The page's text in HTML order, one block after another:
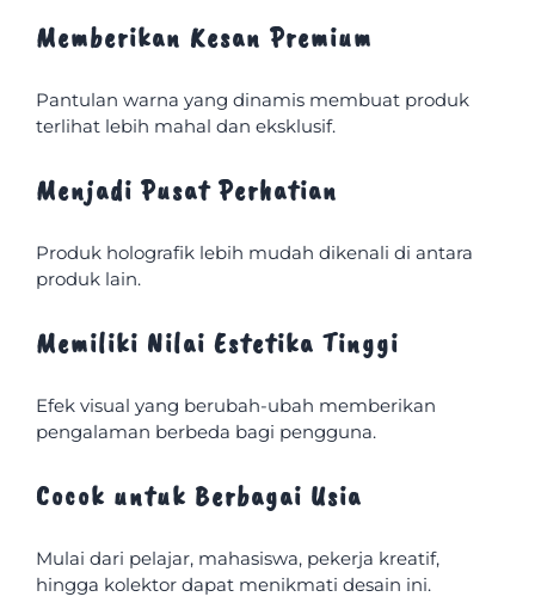
Memberikan Kesan Premium
Pantulan warna yang dinamis membuat produk
terlihat lebih mahal dan eksklusif.
Menjadi Pusat Perhatian
Produk holografik lebih mudah dikenali di antara
produk lain.
Memiliki Nilai Estetika Tinggi
Efek visual yang berubah-ubah memberikan
pengalaman berbeda bagi pengguna.
Cocok untuk Berbagai Usia
Mulai dari pelajar, mahasiswa, pekerja kreatif,
hingga kolektor dapat menikmati desain ini.